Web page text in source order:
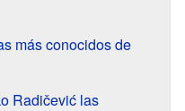
más conocidos de
Radičević las